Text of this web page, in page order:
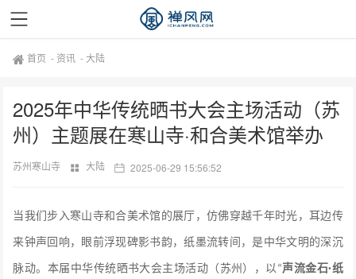
首页 - 资讯 -大陆
2025年中华传统晒书大会主场活动（苏
州）主题展在寒山寺·和合美术馆举办
苏州寒山寺 大陆 2025-06-29 15:56:52
当我们步入寒山寺和合美术馆的展厅，仿佛穿越千年时光，耳边传
来钟声回响，眼前浮现碑影书韵，纸墨流转间，是中华文明的深沉
脉动。本届 中华传统晒书大会主场活动（苏州） ，以 “声流金石·纸